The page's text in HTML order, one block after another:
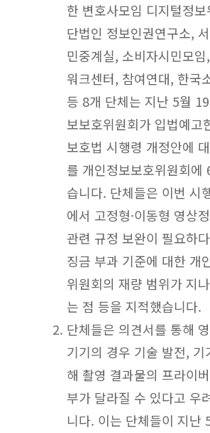
한 변호사모임 디지털정
단법인 정보인권연구소,
민중계실, 소비자시민모
워크센터, 참여연대, 한국
등 8개 단체는 지난 5월
보보호위원회가 입법예고
보호법 시행령 개정안에
를 개인정보보호위원회에
습니다. 단체들은 이번 시
에서 고정형·이동형 영상
관련 규정 보완이 필요하
징금 부과 기준에 대한 개
위원회의 재량 범위가 지
는 점 등을 지적했습니다.
단체들은 의견서를 통해
기기의 경우 기술 발전, 기
해 촬영 결과물의 프라이
부가 달라질 수 있다고 우
니다. 이는 단체들이 지난